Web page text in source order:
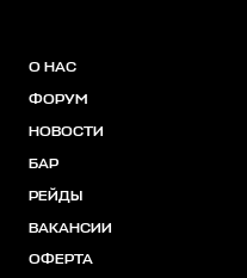
О НАС
ФОРУМ
НОВОСТИ
БАР
РЕЙДЫ
ВАКАНСИИ
ОФЕРТА